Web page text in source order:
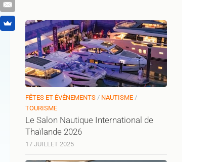
FÊTES ET ÉVÉNEMENTS / NAUTISME /
TOURISME
Le Salon Nautique International de
Thaïlande 2026
17 JUILLET 2025